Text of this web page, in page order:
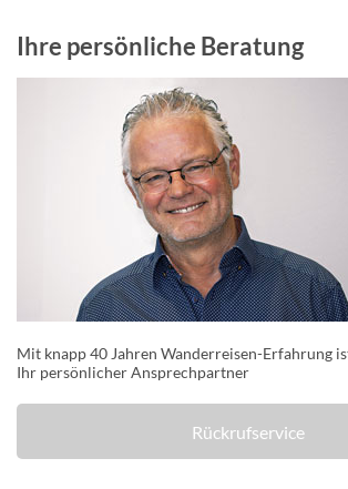
Ihre persönliche Beratung
Mit knapp 40 Jahren Wanderreisen-Erfahrung
Ihr persönlicher Ansprechpartner
Rückrufservice